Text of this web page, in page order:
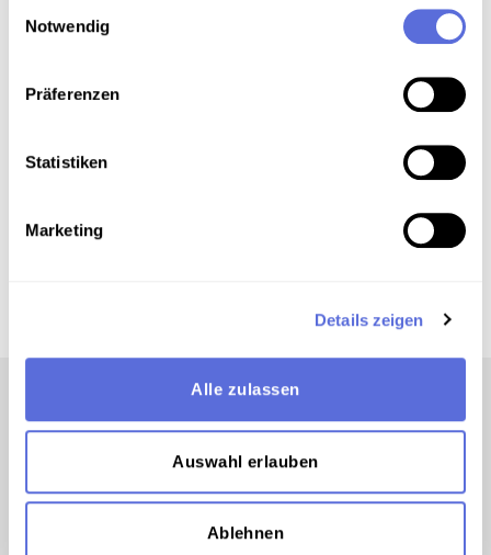
Notwendig
Präferenzen
Statistiken
Marketing
Details zeigen
Alle zulassen
Auswahl erlauben
Ablehnen
Der Lärm der Großstadt war zu Beginn des 20.
Jahrhunderts Zeichen des Fortschritts und Ärgernis
technischer Geräte und hier vor allem der